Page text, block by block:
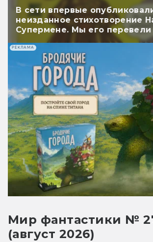
В сети впервые
неизданное стихотворение
Супермене. Мы его перевели
РЕКЛАМА
Мир фантастики №
(август 2026)